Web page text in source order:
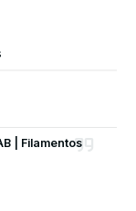
| Filamentos